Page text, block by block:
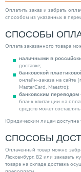
Тип бака
Область использования
Производитель
Форма изделия
Категория
Оплатить заказ и забрать
способом из указанных в
СПОСОБЫ
Оплата заказанного товара
наличными в
доставке;
банковской
онлайн-заказа на сайте
MasterCard, Maestro);
банковским переводом
бланк квитанции на
средств может
Юридическим лицам доступна
СПОСОБЫ
Оплаченный товар можно
Люксембург, 82 или заказать
товара на складе доставка